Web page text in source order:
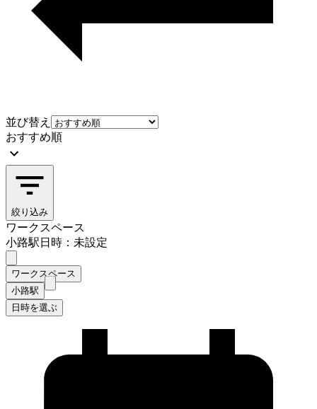
並び替え
おすすめ順
絞り込み
ワークスペース
小路駅日時：未設定
ワークスペース
小路駅
日時を選ぶ